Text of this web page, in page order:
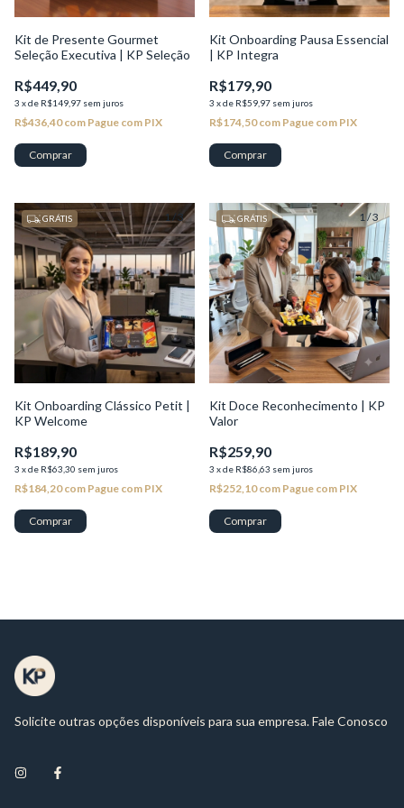
Kit de Presente Gourmet
Seleção Executiva | KP Seleção
R$449,90
3 xde R$149,97 sem juros
R$436,40com Pague com PIX
Kit Onboarding Pausa Essencial
| KP Integra
R$179,90
3 xde R$59,97 sem juros
R$174,50com Pague com PIX
1/ 3
GRÁTIS
Kit Onboarding Clássico Petit |
KP Welcome
R$189,90
3 xde R$63,30 sem juros
R$184,20com Pague com PIX
1/3
GRÁTIS
Kit Doce Reconhecimento | KP
Valor
R$259,90
3 xde R$86,63 sem juros
R$252,10com Pague com PIX
Solicite outras opções disponíveis para sua empresa. Fale Conosco